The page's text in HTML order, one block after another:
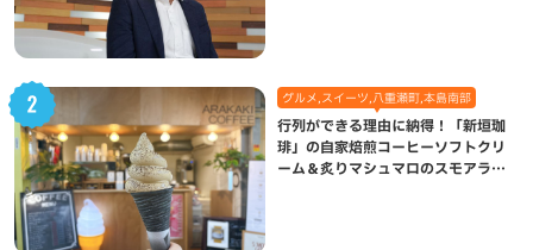
グルメ,スイーツ,八重瀬町,本島南部
行列ができる理由に納得！「新垣珈
琲」の自家焙煎コーヒーソフトクリ
ーム＆炙りマシュマロのスモアラテ